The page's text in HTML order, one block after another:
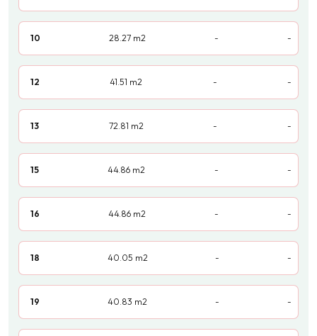
10 28.27 m2 - -
12 41.51 m2 - -
13 72.81 m2 - -
15 44.86 m2 - -
16 44.86 m2 - -
18 40.05 m2 - -
19 40.83 m2 - -